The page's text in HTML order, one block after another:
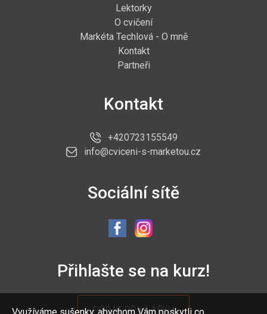
Lektorky
O cvičení
Markéta Techlová - O mně
Kontakt
Partneři
Kontakt
+420723155549
info@cviceni-s-marketou.cz
Sociální sítě
Přihlašte se na kurz!
PODAT PŘIHLÁŠKU